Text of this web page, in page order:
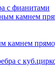
с фианитами
камнем